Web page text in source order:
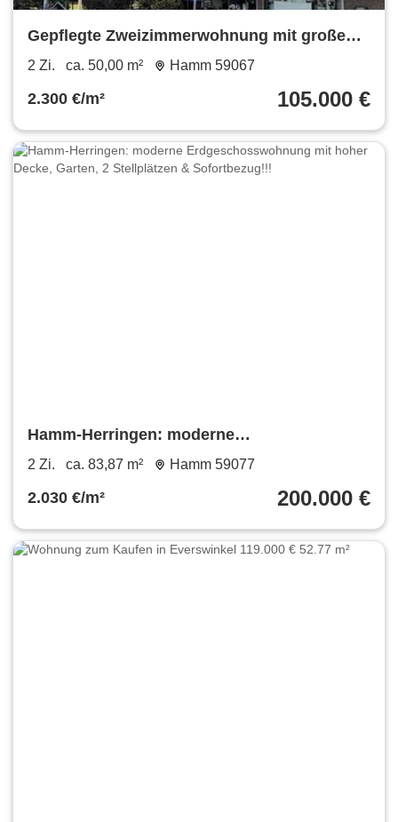
Gepflegte Zweizimmerwohnung mit großen
Balkon
2 Zi. ca. 50,00 m² Hamm 59067
2.300 €/m² 105.000 €
Hamm-Herringen: moderne
Erdgeschosswohnung mit hoher Decke,
2 Zi. ca. 83,87 m² Hamm 59077
2.030 €/m² 200.000 €